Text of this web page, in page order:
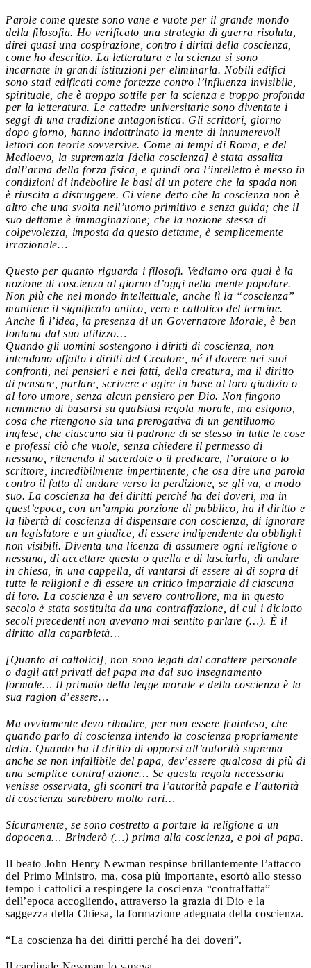
Parole come queste sono vane e vuote per il grande mondo
della filosofia. Ho verificato una strategia di guerra risoluta,
direi quasi una cospirazione, contro i diritti della coscienza,
come ho descritto. La letteratura e la scienza si sono
incarnate in grandi istituzioni per eliminarla. Nobili edifici
sono stati edificati come fortezze contro l’influenza invisibile,
spirituale, che è troppo sottile per la scienza e troppo profonda
per la letteratura. Le cattedre universitarie sono diventate i
seggi di una tradizione antagonistica. Gli scrittori, giorno
dopo giorno, hanno indottrinato la mente di innumerevoli
lettori con teorie sovversive. Come ai tempi di Roma, e del
Medioevo, la supremazia [della coscienza] è stata assalita
dall’arma della forza fisica, e quindi ora l’intelletto è messo in
condizioni di indebolire le basi di un potere che la spada non
è riuscita a distruggere. Ci viene detto che la coscienza non è
altro che una svolta nell’uomo primitivo e senza guida; che il
suo dettame è immaginazione; che la nozione stessa di
colpevolezza, imposta da questo dettame, è semplicemente
irrazionale…
Questo per quanto riguarda i filosofi. Vediamo ora qual è la
nozione di coscienza al giorno d’oggi nella mente popolare.
Non più che nel mondo intellettuale, anche lì la “coscienza”
mantiene il significato antico, vero e cattolico del termine.
Anche lì l’idea, la presenza di un Governatore Morale, è ben
lontana dal suo utilizzo…
Quando gli uomini sostengono i diritti di coscienza, non
intendono affatto i diritti del Creatore, né il dovere nei suoi
confronti, nei pensieri e nei fatti, della creatura, ma il diritto
di pensare, parlare, scrivere e agire in base al loro giudizio o
al loro umore, senza alcun pensiero per Dio. Non fingono
nemmeno di basarsi su qualsiasi regola morale, ma esigono,
cosa che ritengono sia una prerogativa di un gentiluomo
inglese, che ciascuno sia il padrone di se stesso in tutte le cose
e professi ciò che vuole, senza chiedere il permesso di
nessuno, ritenendo il sacerdote o il predicare, l’oratore o lo
scrittore, incredibilmente impertinente, che osa dire una parola
contro il fatto di andare verso la perdizione, se gli va, a modo
suo. La coscienza ha dei diritti perché ha dei doveri, ma in
quest’epoca, con un’ampia porzione di pubblico, ha il diritto e
la libertà di coscienza di dispensare con coscienza, di ignorare
un legislatore e un giudice, di essere indipendente da obblighi
non visibili. Diventa una licenza di assumere ogni religione o
nessuna, di accettare questa o quella e di lasciarla, di andare
in chiesa, in una cappella, di vantarsi di essere al di sopra di
tutte le religioni e di essere un critico imparziale di ciascuna
di loro. La coscienza è un severo controllore, ma in questo
secolo è stata sostituita da una contraffazione, di cui i diciotto
secoli precedenti non avevano mai sentito parlare (…). È il
diritto alla caparbietà…
[Quanto ai cattolici], non sono legati dal carattere personale
o dagli atti privati del papa ma dal suo insegnamento
formale… Il primato della legge morale e della coscienza è la
sua ragion d’essere…
Ma ovviamente devo ribadire, per non essere frainteso, che
quando parlo di coscienza intendo la coscienza propriamente
detta. Quando ha il diritto di opporsi all’autorità suprema
anche se non infallibile del papa, dev’essere qualcosa di più di
una semplice contraf azione… Se questa regola necessaria
venisse osservata, gli scontri tra l’autorità papale e l’autorità
di coscienza sarebbero molto rari…
Sicuramente, se sono costretto a portare la religione a un
dopocena… Brinderò (…) prima alla coscienza, e poi al papa.
Il beato John Henry Newman respinse brillantemente l’attacco
del Primo Ministro, ma, cosa più importante, esortò allo stesso
tempo i cattolici a respingere la coscienza “contraffatta”
dell’epoca accogliendo, attraverso la grazia di Dio e la
saggezza della Chiesa, la formazione adeguata della coscienza.
“La coscienza ha dei diritti perché ha dei doveri”.